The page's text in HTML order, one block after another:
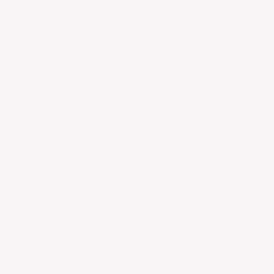
Personnalisez vos préférences pour